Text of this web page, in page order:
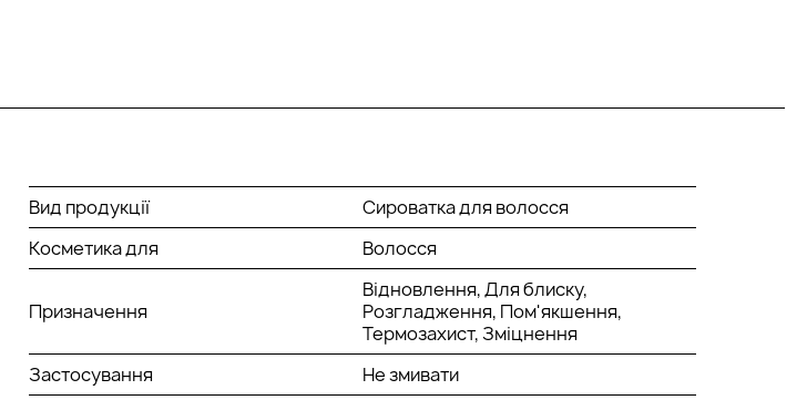
Вид продукції
Сироватка для волосся
Косметика для
Волосся
Призначення
Відновлення, Для блиску,
Розгладження, Пом'якшення,
Термозахист, Зміцнення
Застосування
Не змивати